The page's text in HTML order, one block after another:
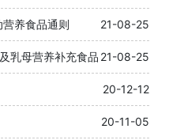
21-08-25
养食品通则
21-08-25
乳母营养补充食品
20-12-12
20-11-05